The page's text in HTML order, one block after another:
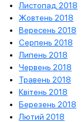
Листопад 2018
Жовтень 2018
Вересень 2018
Серпень 2018
Липень 2018
Червень 2018
Травень 2018
Квітень 2018
Березень 2018
Лютий 2018